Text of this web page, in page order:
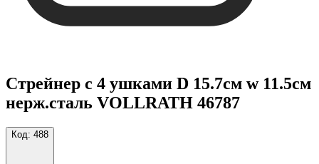
Стрейнер с 4 ушками D 15.7см w 11.5см
нерж.сталь VOLLRATH 46787
Код: 488